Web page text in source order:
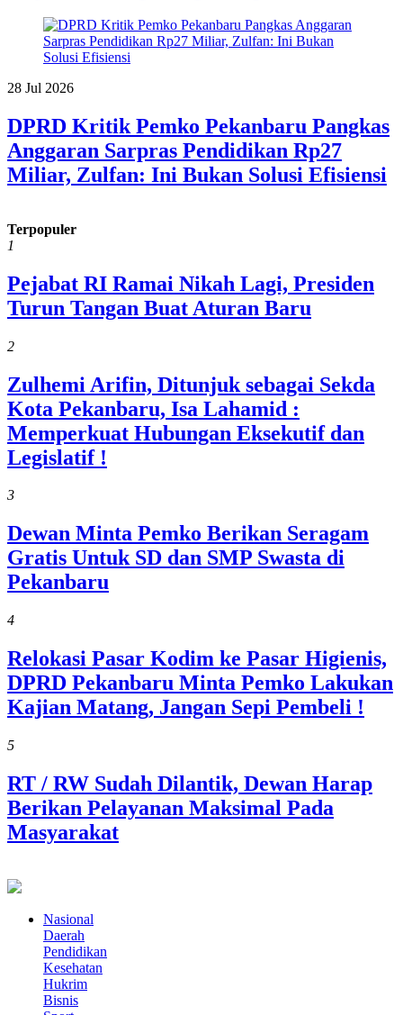
28 Jul 2026
DPRD Kritik Pemko Pekanbaru Pangkas
Anggaran Sarpras Pendidikan Rp27
Miliar, Zulfan: Ini Bukan Solusi Efisiensi
Terpopuler
1
Pejabat RI Ramai Nikah Lagi, Presiden
Turun Tangan Buat Aturan Baru
2
Zulhemi Arifin, Ditunjuk sebagai Sekda
Kota Pekanbaru, Isa Lahamid :
Memperkuat Hubungan Eksekutif dan
Legislatif !
3
Dewan Minta Pemko Berikan Seragam
Gratis Untuk SD dan SMP Swasta di
Pekanbaru
4
Relokasi Pasar Kodim ke Pasar Higienis,
DPRD Pekanbaru Minta Pemko Lakukan
Kajian Matang, Jangan Sepi Pembeli !
5
RT / RW Sudah Dilantik, Dewan Harap
Berikan Pelayanan Maksimal Pada
Masyarakat
Nasional
Daerah
Pendidikan
Kesehatan
Hukrim
Bisnis